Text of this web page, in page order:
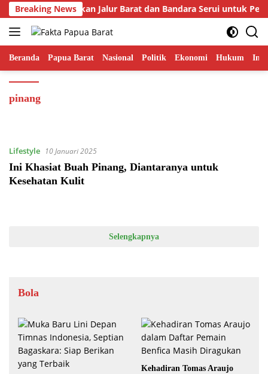
Langsung
ke
konten
Breaking News
Fakhiri Prioritaskan Jalur Barat dan Bandara Serui untuk
Beranda Papua Barat Nasional Politik Ekonomi Hukum
pinang
Lifestyle 10 Januari 2025
Ini Khasiat Buah Pinang, Diantaranya untuk
Kesehatan Kulit
Selengkapnya
Bola
Kehadiran Tomas Araujo